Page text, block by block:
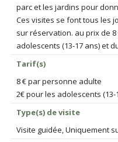
parc et les jardins pour
Ces visites se font tous les
sur réservation. au prix de
adolescents (13-17 ans) et
Tarif(s)
8 € par personne adulte
2€ pour les adolescents (13-
Type(s) de visite
Visite guidée, Uniquement